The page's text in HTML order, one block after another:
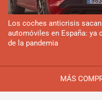
MÁS
Los coches anticrisis
automóviles en España:
de la pandemia